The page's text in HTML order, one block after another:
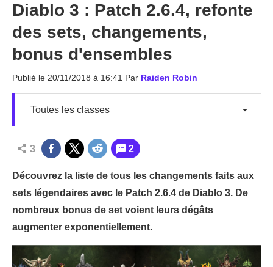
Diablo 3 : Patch 2.6.4, refonte
des sets, changements,
bonus d'ensembles
Publié le 20/11/2018 à 16:41 Par Raiden Robin
Toutes les classes
3 2
Découvrez la liste de tous les changements faits aux
sets légendaires avec le Patch 2.6.4 de Diablo 3. De
nombreux bonus de set voient leurs dégâts
augmenter exponentiellement.